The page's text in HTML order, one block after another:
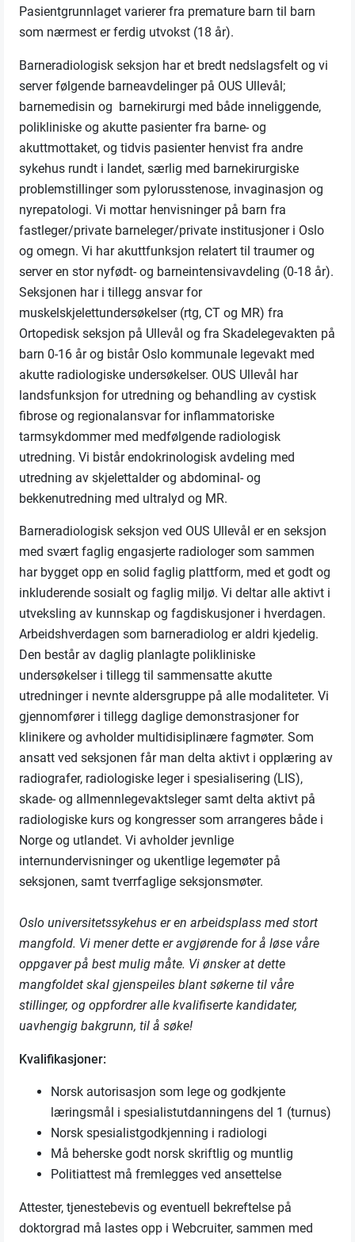
Pasientgrunnlaget varierer fra premature barn til barn
som nærmest er ferdig utvokst (18 år).
Barneradiologisk seksjon har et bredt nedslagsfelt og vi
server følgende barneavdelinger på OUS Ullevål;
barnemedisin og barnekirurgi med både inneliggende,
polikliniske og akutte pasienter fra barne- og
akuttmottaket, og tidvis pasienter henvist fra andre
sykehus rundt i landet, særlig med barnekirurgiske
problemstillinger som pylorusstenose, invaginasjon og
nyrepatologi. Vi mottar henvisninger på barn fra
fastleger/private barneleger/private institusjoner i Oslo
og omegn. Vi har akuttfunksjon relatert til traumer og
server en stor nyfødt- og barneintensivavdeling (0-18 år).
Seksjonen har i tillegg ansvar for
muskelskjelettundersøkelser (rtg, CT og MR) fra
Ortopedisk seksjon på Ullevål og fra Skadelegevakten på
barn 0-16 år og bistår Oslo kommunale legevakt med
akutte radiologiske undersøkelser. OUS Ullevål har
landsfunksjon for utredning og behandling av cystisk
fibrose og regionalansvar for inflammatoriske
tarmsykdommer med medfølgende radiologisk
utredning. Vi bistår endokrinologisk avdeling med
utredning av skjelettalder og abdominal- og
bekkenutredning med ultralyd og MR.
Barneradiologisk seksjon ved OUS Ullevål er en seksjon
med svært faglig engasjerte radiologer som sammen
har bygget opp en solid faglig plattform, med et godt og
inkluderende sosialt og faglig miljø. Vi deltar alle aktivt i
utveksling av kunnskap og fagdiskusjoner i hverdagen.
Arbeidshverdagen som barneradiolog er aldri kjedelig.
Den består av daglig planlagte polikliniske
undersøkelser i tillegg til sammensatte akutte
utredninger i nevnte aldersgruppe på alle modaliteter. Vi
gjennomfører i tillegg daglige demonstrasjoner for
klinikere og avholder multidisiplinære fagmøter. Som
ansatt ved seksjonen får man delta aktivt i opplæring av
radiografer, radiologiske leger i spesialisering (LIS),
skade- og allmennlegevaktsleger samt delta aktivt på
radiologiske kurs og kongresser som arrangeres både i
Norge og utlandet. Vi avholder jevnlige
internundervisninger og ukentlige legemøter på
seksjonen, samt tverrfaglige seksjonsmøter.
Oslo universitetssykehus er en arbeidsplass med stort
mangfold. Vi mener dette er avgjørende for å løse våre
oppgaver på best mulig måte. Vi ønsker at dette
mangfoldet skal gjenspeiles blant søkerne til våre
stillinger, og oppfordrer alle kvalifiserte kandidater,
uavhengig bakgrunn, til å søke!
Kvalifikasjoner:
Norsk autorisasjon som lege og godkjente
læringsmål i spesialistutdanningens del 1 (turnus)
Norsk spesialistgodkjenning i radiologi
Må beherske godt norsk skriftlig og muntlig
Politiattest må fremlegges ved ansettelse
Attester, tjenestebevis og eventuell bekreftelse på
doktorgrad må lastes opp i Webcruiter, sammen med